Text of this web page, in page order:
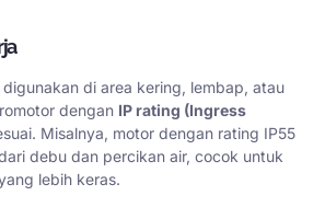
di area kering, lembap, atau
dengan IP rating (Ingress
Misalnya, motor dengan rating IP55
debu dan percikan air, cocok untuk
lebih keras.